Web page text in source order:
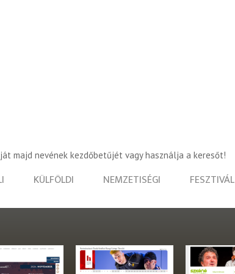
majd nevének kezdőbetűjét vagy használja a keresőt!
KÜLFÖLDI NEMZETISÉGI FESZTIVÁL